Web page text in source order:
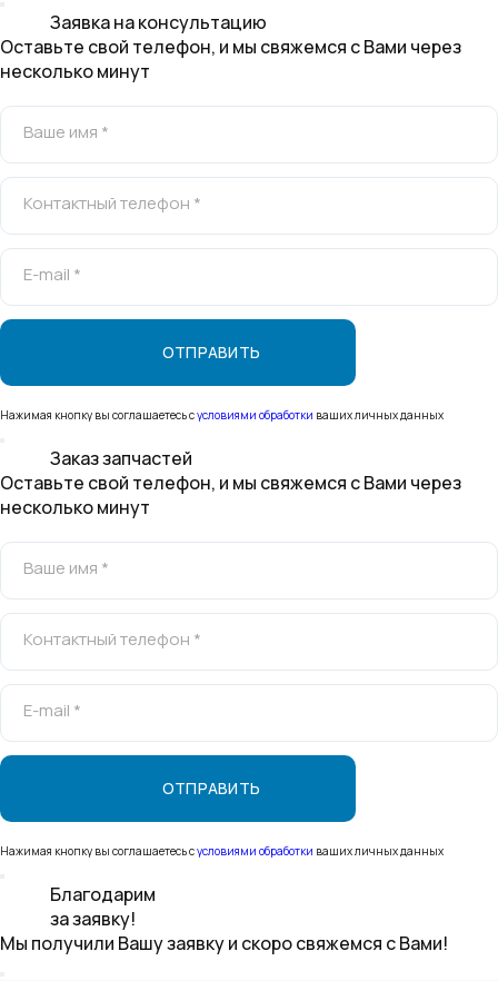
Заявка на консультацию
Оставьте свой телефон, и мы свяжемся с Вами через
несколько минут
Ваше имя *
Контактный телефон *
E-mail *
Нажимая кнопку вы соглашаетесь сусловиями обработки ваших личных данных
Заказ запчастей
Оставьте свой телефон, и мы свяжемся с Вами через
несколько минут
Ваше имя *
Контактный телефон *
E-mail *
Нажимая кнопку вы соглашаетесь сусловиями обработки ваших личных данных
Благодарим
за заявку!
Мы получили Вашу заявку и скоро свяжемся с Вами!